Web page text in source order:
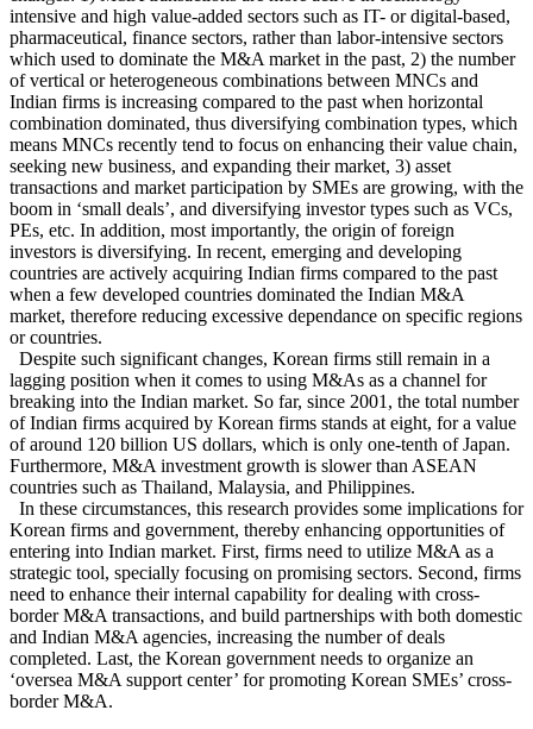
intensive and high value-added sectors such as IT- or digital-based,
pharmaceutical, finance sectors, rather than labor-intensive sectors
which used to dominate the M&A market in the past, 2) the number
of vertical or heterogeneous combinations between MNCs and
Indian firms is increasing compared to the past when horizontal
combination dominated, thus diversifying combination types, which
means MNCs recently tend to focus on enhancing their value chain,
seeking new business, and expanding their market, 3) asset
transactions and market participation by SMEs are growing, with the
boom in ‘small deals’, and diversifying investor types such as VCs,
PEs, etc. In addition, most importantly, the origin of foreign
investors is diversifying. In recent, emerging and developing
countries are actively acquiring Indian firms compared to the past
when a few developed countries dominated the Indian M&A
market, therefore reducing excessive dependance on specific regions
or countries.
Despite such significant changes, Korean firms still remain in a
lagging position when it comes to using M&As as a channel for
breaking into the Indian market. So far, since 2001, the total number
of Indian firms acquired by Korean firms stands at eight, for a value
of around 120 billion US dollars, which is only one-tenth of Japan.
Furthermore, M&A investment growth is slower than ASEAN
countries such as Thailand, Malaysia, and Philippines.
In these circumstances, this research provides some implications for
Korean firms and government, thereby enhancing opportunities of
entering into Indian market. First, firms need to utilize M&A as a
strategic tool, specially focusing on promising sectors. Second, firms
need to enhance their internal capability for dealing with cross-
border M&A transactions, and build partnerships with both domestic
and Indian M&A agencies, increasing the number of deals
completed. Last, the Korean government needs to organize an
‘oversea M&A support center’ for promoting Korean SMEs’ cross-
border M&A.